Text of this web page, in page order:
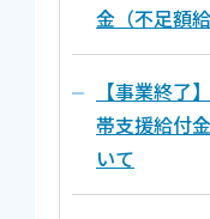
金（不足額
【事業終了
帯支援給付
いて